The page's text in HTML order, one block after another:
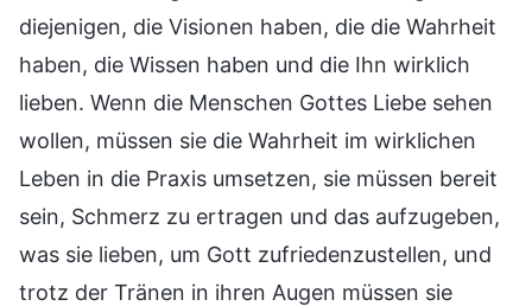
diejenigen, die Visionen haben, die die Wahrheit
haben, die Wissen haben und die Ihn wirklich
lieben. Wenn die Menschen Gottes Liebe sehen
wollen, müssen sie die Wahrheit im wirklichen
Leben in die Praxis umsetzen, sie müssen bereit
sein, Schmerz zu ertragen und das aufzugeben,
was sie lieben, um Gott zufriedenzustellen, und
trotz der Tränen in ihren Augen müssen sie